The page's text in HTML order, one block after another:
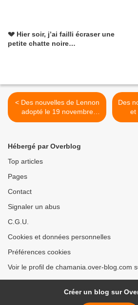
💔 Hier soir, j’ai failli écraser une
petite chatte noire…
< Des nouvelles de Lennon
adopté le 19 novembre
dernier !
Des
et
Hébergé par Overblog
Top articles
Pages
Contact
Signaler un abus
C.G.U.
Cookies et données personnelles
Préférences cookies
Voir le profil de chamania.over-blog.com
Créer un blog sur